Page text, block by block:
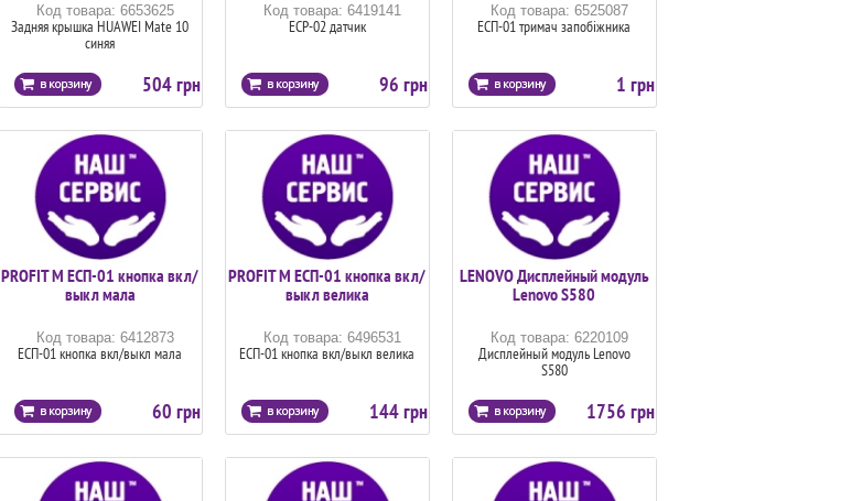
Код товара: 6653625
Задняя крышка HUAWEI Mate 10
синяя
504 грн
Код товара: 6419141
ЕСР-02 датчик
96 грн
Код товара: 6525087
ЕСП-01 тримач запобіжника
1 грн
PROFIT M ЕСП-01 кнопка вкл/
выкл мала
Код товара: 6412873
ЕСП-01 кнопка вкл/выкл мала
60 грн
PROFIT M ЕСП-01 кнопка вкл/
выкл велика
Код товара: 6496531
ЕСП-01 кнопка вкл/выкл велика
144 грн
LENOVO Дисплейный модуль
Lenovo S580
Код товара: 6220109
Дисплейный модуль Lenovo
S580
1756 грн